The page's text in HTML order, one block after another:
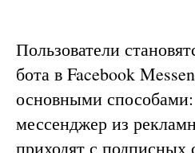
Пользователи
бота в Facebook
основными
мессенджер из
приходят с подписных